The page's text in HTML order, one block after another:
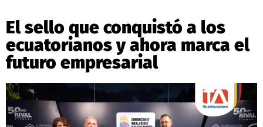
El sello que conquistó a los
ecuatorianos y ahora marca el
futuro empresarial